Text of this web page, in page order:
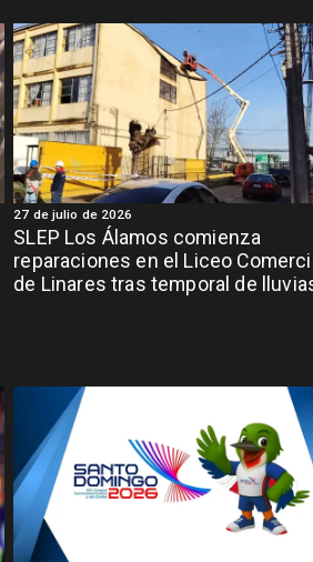
SLEP Los Álamos comienza
reparaciones en el Liceo
de Linares tras temporal de
27 de julio de 2026